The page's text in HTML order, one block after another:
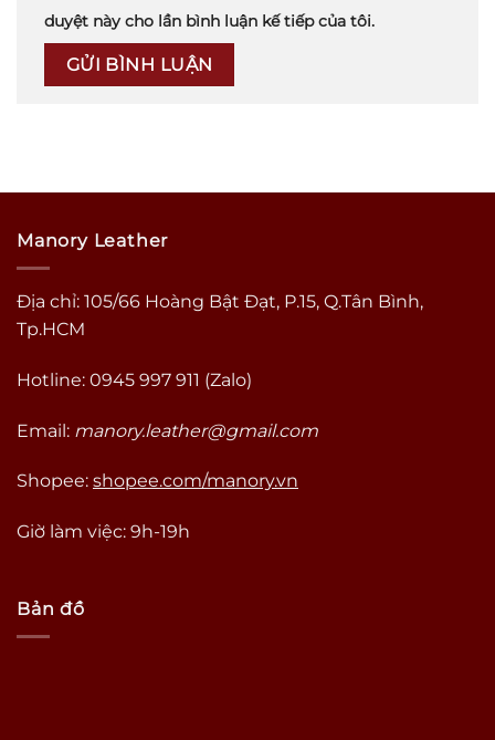
duyệt này cho lần bình luận kế tiếp của tôi.
Manory Leather
Địa chỉ: 105/66 Hoàng Bật Đạt, P.15, Q.Tân Bình,
Tp.HCM
Hotline: 0945 997 911 (Zalo)
Email: manory.leather@gmail.com
Shopee: shopee.com/manory.vn
Giờ làm việc: 9h-19h
Bản đồ